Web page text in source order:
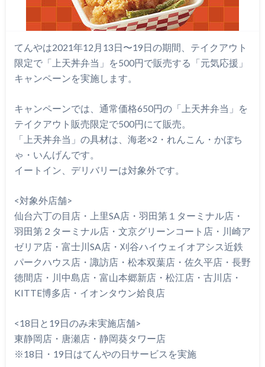
てんやは2021年12月13日〜19日の期間、テイクアウト
限定で「上天丼弁当」を500円で販売する「元気応援」
キャンペーンを実施します。
キャンペーンでは、通常価格650円の「上天丼弁当」を
テイクアウト販売限定で500円にて販売。
「上天丼弁当」の具材は、海老×2・れんこん・かぼち
ゃ・いんげんです。
イートイン、デリバリーは対象外です。
<対象外店舗>
仙台六丁の目店・上里SA店・羽田第１ターミナル店・
羽田第２ターミナル店・文京グリーンコート店・川崎ア
ゼリア店・富士川SA店・刈谷ハイウェイオアシス近鉄
パークハウス店・諏訪店・松本双葉店・佐久平店・長野
徳間店・川中島店・富山本郷新店・松江店・古川店・
KITTE博多店・イオンタウン姶良店
<18日と19日のみ未実施店舗>
東静岡店・唐瀬店・静岡葵タワー店
※18日・19日はてんやの日サービスを実施